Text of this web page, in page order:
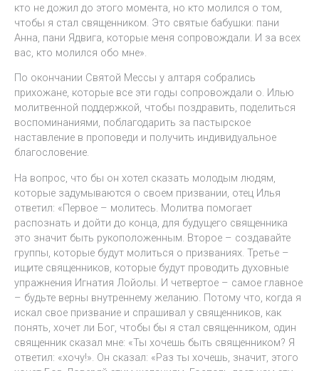
кто не дожил до этого момента, но кто молился о том,
чтобы я стал священником. Это святые бабушки: пани
Анна, пани Ядвига, которые меня сопровождали. И за всех
вас, кто молился обо мне».
По окончании Святой Мессы у алтаря собрались
прихожане, которые все эти годы сопровождали о. Илью
молитвенной поддержкой, чтобы поздравить, поделиться
воспоминаниями, поблагодарить за пастырское
наставление в проповеди и получить индивидуальное
благословение.
На вопрос, что бы он хотел сказать молодым людям,
которые задумываются о своем призвании, отец Илья
ответил: «Первое – молитесь. Молитва помогает
распознать и дойти до конца, для будущего священника
это значит быть рукоположенным. Второе – создавайте
группы, которые будут молиться о призваниях. Третье –
ищите священников, которые будут проводить духовные
упражнения Игнатия Лойолы. И четвертое – самое главное
– будьте верны внутреннему желанию. Потому что, когда я
искал свое призвание и спрашивал у священников, как
понять, хочет ли Бог, чтобы бы я стал священником, один
священник сказал мне: «Ты хочешь быть священником? Я
ответил: «хочу!». Он сказал: «Раз ты хочешь, значит, этого